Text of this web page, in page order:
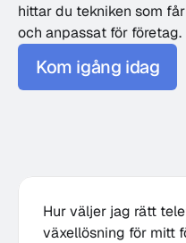
hittar du tekniken som
och anpassat för företag.
Kom igång idag
Hur väljer jag rätt
växellösning för mitt